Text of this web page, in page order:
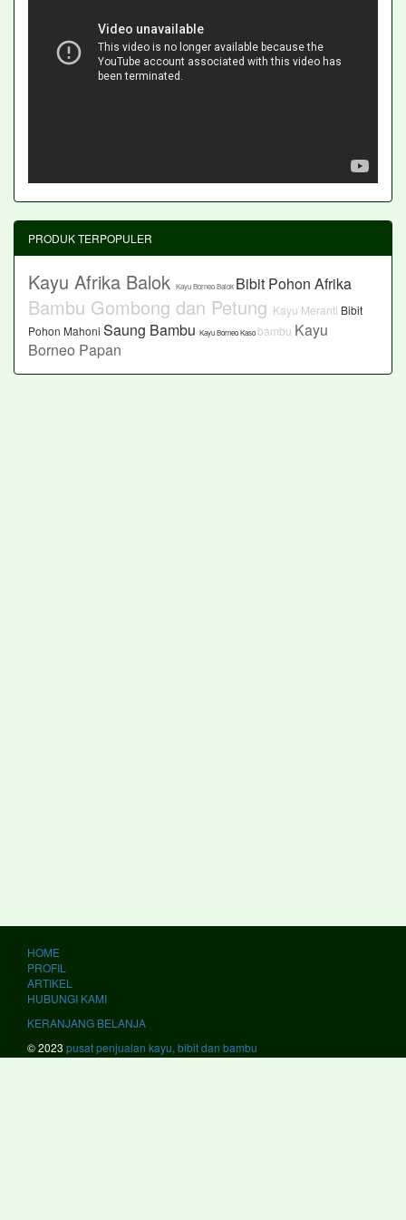
PRODUK TERPOPULER
Kayu Afrika Balok Kayu Borneo Balok Bibit Pohon Afrika
Bambu Gombong dan Petung Kayu Meranti Bibit
Pohon Mahoni Saung Bambu Kayu Borneo Kaso bambu Kayu
Borneo Papan
HOME
PROFIL
ARTIKEL
HUBUNGI KAMI
KERANJANG BELANJA
© 2023 pusat penjualan kayu, bibit dan bambu
kami melayani #JawaBarat #Bandung #BandungBarat #Bekasi #Bogor